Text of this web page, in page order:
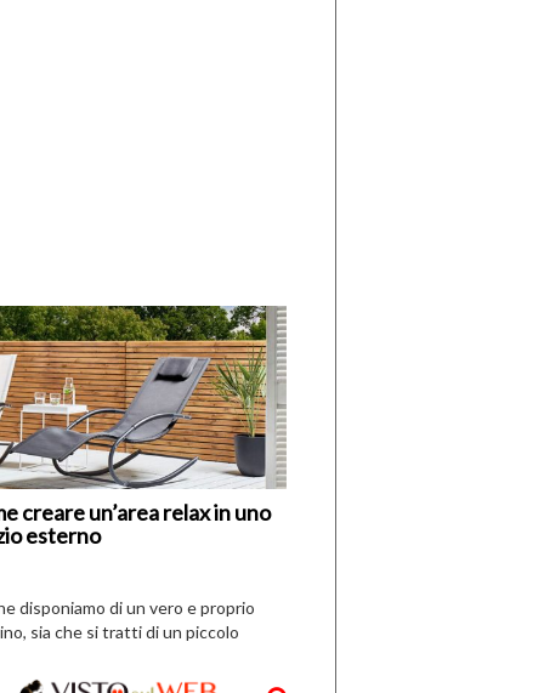
creare un’area relax in uno
esterno
di
I
Vespri
disponiamo di un vero e proprio
sia che si tratti di un piccolo